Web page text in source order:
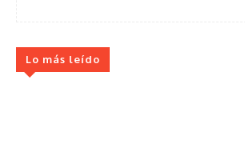
Lo más leído